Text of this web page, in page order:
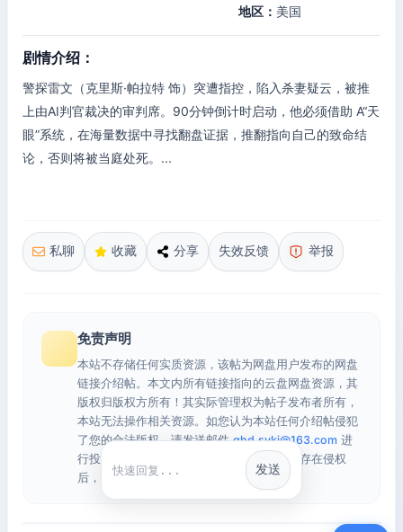
地区： 美国
剧情介绍：
警探雷文（克里斯·帕拉特 饰）突遭指控，陷入杀妻疑云，被推
上由AI判官裁决的审判席。90分钟倒计时启动，他必须借助 A“天
眼”系统，在海量数据中寻找翻盘证据，推翻指向自己的致命结
论，否则将被当庭处死。...
私聊 收藏 分享 失效反馈 举报
免责声明
本站不存储任何实质资源，该帖为网盘用户发布的网盘
链接介绍帖。本文内所有链接指向的云盘网盘资源，其
版权归版权方所有！其实际管理权为帖子发布者所有，
本站无法操作相关资源。如您认为本站任何介绍帖侵犯
了您的合法版权，请发送邮件qhd.sykj@163.com 进
行投诉，我们将在确认本文链接指向的资源存在侵权
后，立即删除相关介绍帖子！
快捷回复
发送